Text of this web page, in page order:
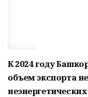
К 2024 году
объем экспорта